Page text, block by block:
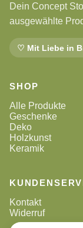
Dein Concept
ausgewählte
♡ Mit Liebe in
SHOP
Alle Produkte
Geschenke
Deko
Holzkunst
Keramik
Kontakt
Widerruf